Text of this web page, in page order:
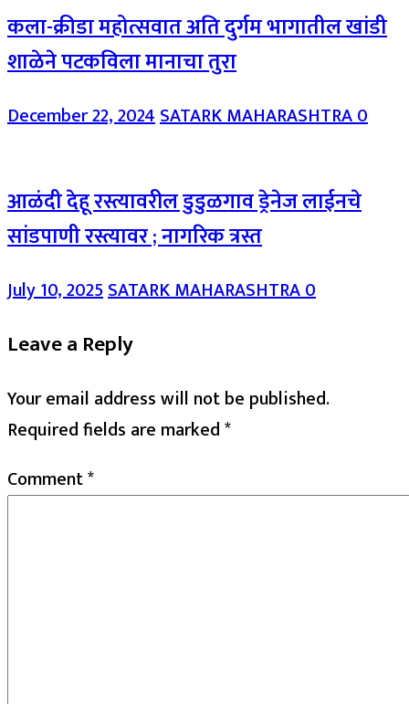
कला-क्रीडा महोत्सवात अति दुर्गम भागातील खांडी
शाळेने पटकविला मानाचा तुरा
December 22, 2024SATARK MAHARASHTRA0
आळंदी देहू रस्त्यावरील डुडुळगाव ड्रेनेज लाईनचे
सांडपाणी रस्त्यावर ; नागरिक त्रस्त
July 10, 2025SATARK MAHARASHTRA0
Leave a Reply
Your email address will not be published.
Required fields are marked*
Comment*